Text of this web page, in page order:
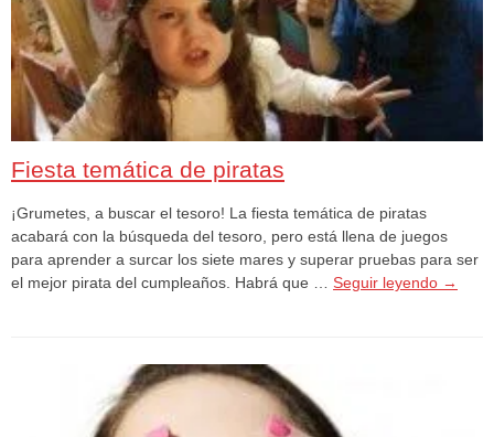
Fiesta temática de piratas
¡Grumetes, a buscar el tesoro! La fiesta temática de piratas
acabará con la búsqueda del tesoro, pero está llena de juegos
para aprender a surcar los siete mares y superar pruebas para ser
el mejor pirata del cumpleaños. Habrá que … Seguir leyendo →